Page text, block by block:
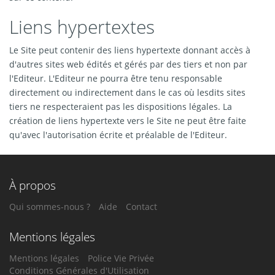
Liens hypertextes
Le Site peut contenir des liens hypertexte donnant accès à
d'autres sites web édités et gérés par des tiers et non par
l'Editeur. L'Editeur ne pourra être tenu responsable
directement ou indirectement dans le cas où lesdits sites
tiers ne respecteraient pas les dispositions légales. La
création de liens hypertexte vers le Site ne peut être faite
qu'avec l'autorisation écrite et préalable de l'Editeur.
À propos
Qui sommes-nous ? Aide Contact
Mentions légales
Mentions légales
Police Vie Privée
Conditions Générales d'Utilisation